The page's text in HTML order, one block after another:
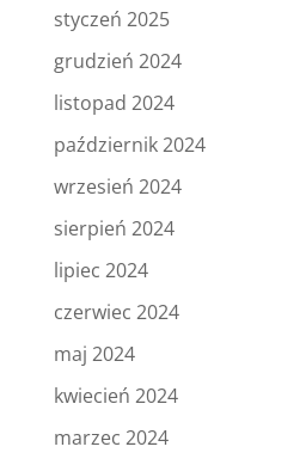
styczeń 2025
grudzień 2024
listopad 2024
październik 2024
wrzesień 2024
sierpień 2024
lipiec 2024
czerwiec 2024
maj 2024
kwiecień 2024
marzec 2024